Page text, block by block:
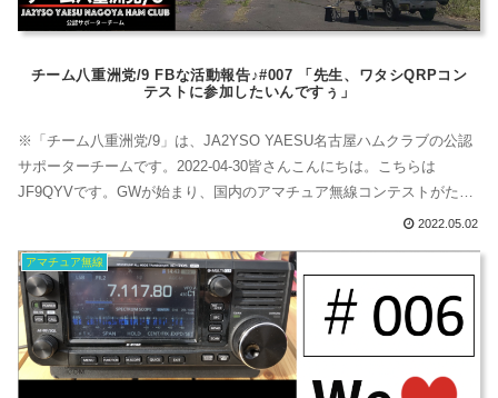
チーム八重洲党/9 FBな活動報告♪#007 「先生、ワタシQRPコン
テストに参加したいんですぅ」
※「チーム八重洲党/9」は、JA2YSO YAESU名古屋ハムクラブの公認
サポーターチームです。2022-04-30皆さんこんにちは。こちらは
JF9QYVです。GWが始まり、国内のアマチュア無線コンテストがたく
さん開催されています。その中で、気になっているコンテストがあり
みたところ。顧問「その日、天気予報雨だからダイポールは張れない
よ...
2022.05.02
アマチュア無線